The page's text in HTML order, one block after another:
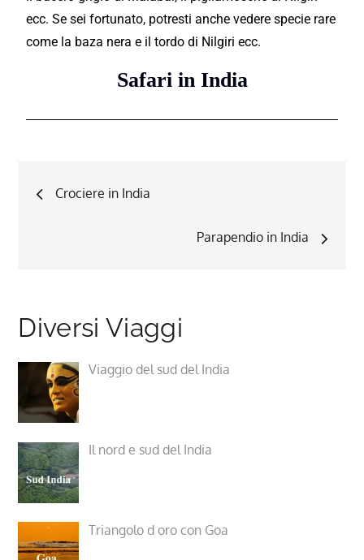
ecc. Se sei fortunato, potresti anche vedere specie rare
come la baza nera e il tordo di Nilgiri ecc.
Safari in India
Crociere in India
Parapendio in India
Diversi Viaggi
Viaggio del sud del India
Il nord e sud del India
Triangolo d oro con Goa